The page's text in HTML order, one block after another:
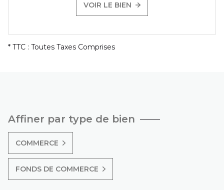
VOIR LE BIEN
* TTC : Toutes Taxes Comprises
Affiner par type de bien
COMMERCE
FONDS DE COMMERCE